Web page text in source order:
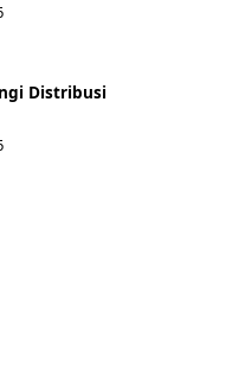
Distribusi